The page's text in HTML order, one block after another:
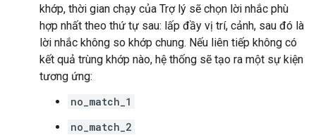
khớp, thời gian chạy của Trợ lý sẽ chọn lời nhắc phù
hợp nhất theo thứ tự sau: lấp đầy vị trí, cảnh, sau đó là
lời nhắc không so khớp chung. Nếu liên tiếp không có
kết quả trùng khớp nào, hệ thống sẽ tạo ra một sự kiện
tương ứng:
no_match_1
no_match_2